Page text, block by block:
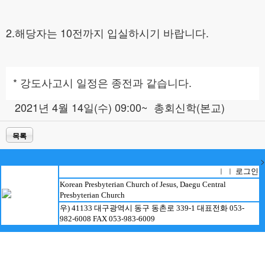
2.해당자는 10전까지 입실하시기 바랍니다.
* 강도사고시 일정은 종전과 같습니다.
2021년 4월 14일(수) 09:00~ 총회신학(본교)
목록
>
로그인
Korean Presbyterian Church of Jesus, Daegu Central
Presbyterian Church
우) 41133 대구광역시 동구 동촌로 339-1 대표전화 053-
982-6008 FAX 053-983-6009